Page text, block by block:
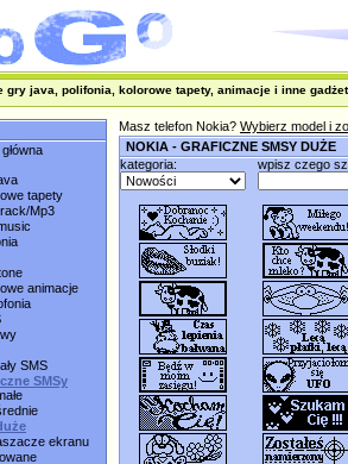
gry java, polifonia, kolorowe tapety, animacje i inne
tapety
Mp3
animacje
SMS
SMSy
ekranu
Masz telefon Nokia? Wybierz model i
NOKIA - GRAFICZNE SMSY DUŻE
kategoria:
wpisz czego